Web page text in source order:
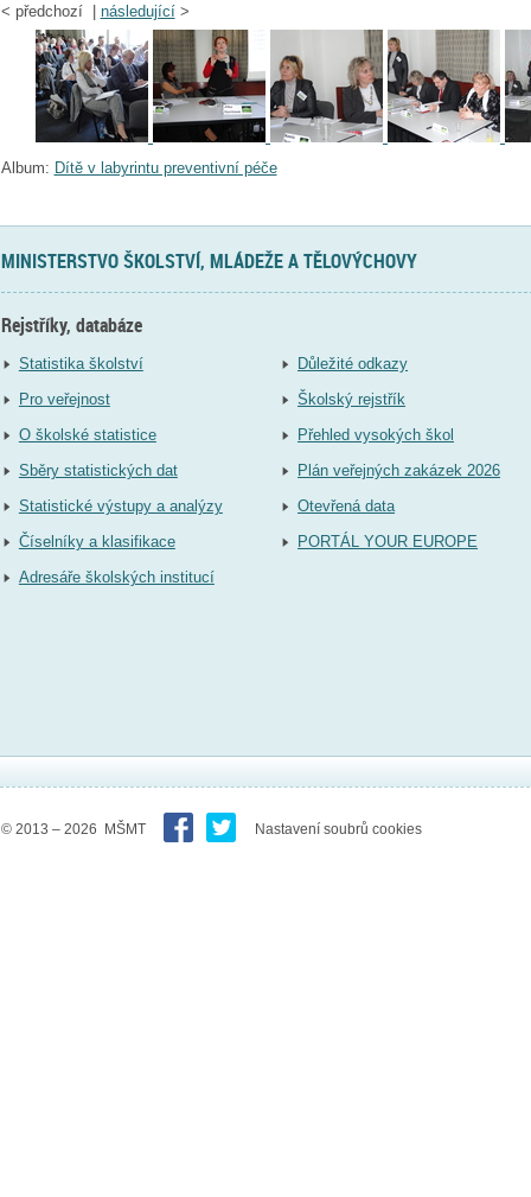
< předchozí | následující>
Album: Dítě v labyrintu preventivní péče
MINISTERSTVO ŠKOLSTVÍ, MLÁDEŽE A TĚLOVÝCHOVY
Rejstříky, databáze
Statistika školství
Pro veřejnost
O školské statistice
Sběry statistických dat
Statistické výstupy a analýzy
Číselníky a klasifikace
Adresáře školských institucí
Důležité odkazy
Školský rejstřík
Přehled vysokých škol
Plán veřejných zakázek 2026
Otevřená data
PORTÁL YOUR EUROPE
© 2013 – 2026 MŠMT Nastavení soubrů cookies